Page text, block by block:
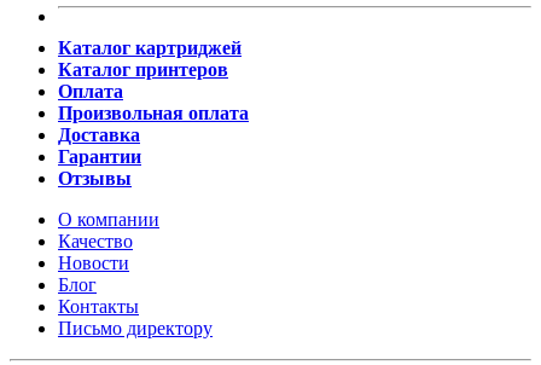
Каталог картриджей
Каталог принтеров
Оплата
Произвольная оплата
Доставка
Гарантии
Отзывы
О компании
Качество
Новости
Блог
Контакты
Письмо директору